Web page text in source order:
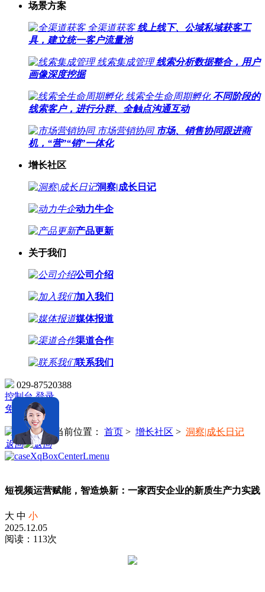
场景方案
全渠道获客 线上线下、公域私域获客工
具，建立统一客户流量池
线索集成管理 线索分析数据整合，用户
画像深度挖掘
线索全生命周期孵化 不同阶段的
线索客户，进行分群、全触点沟通互动
市场营销协同 市场、销售协同跟进商
机，“营”“销”一体化
增长社区
洞察|成长日记
动力牛企
产品更新
关于我们
公司介绍
加入我们
媒体报道
渠道合作
联系我们
029-87520388
控制台 登录
免费注册
当前位置： 首页 > 增长社区 > 洞察|成长日记
返回
短视频运营赋能，智造焕新：一家西安企业的新质生产力实践
大 中 小
2025.12.05
阅读：113次